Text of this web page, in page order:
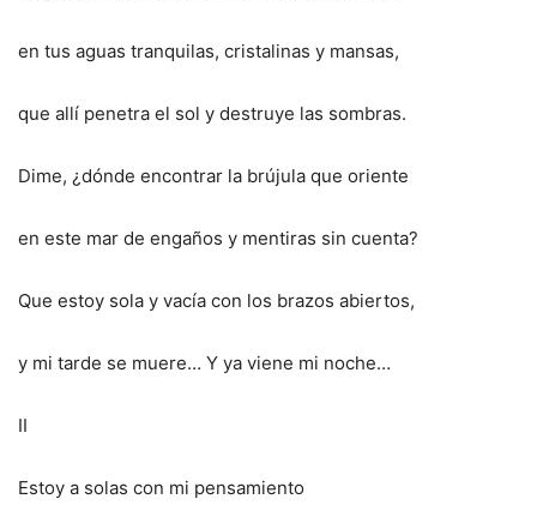
en tus aguas tranquilas, cristalinas y mansas,
que allí penetra el sol y destruye las sombras.
Dime, ¿dónde encontrar la brújula que oriente
en este mar de engaños y mentiras sin cuenta?
Que estoy sola y vacía con los brazos abiertos,
y mi tarde se muere… Y ya viene mi noche…
II
Estoy a solas con mi pensamiento